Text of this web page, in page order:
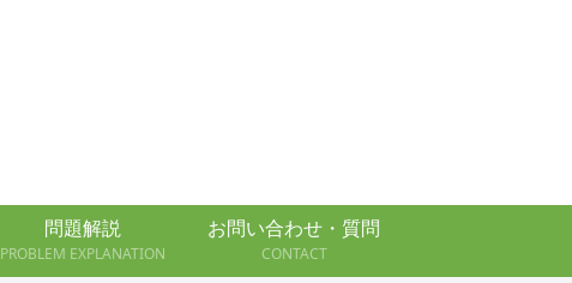
問題解説
PROBLEM EXPLANATION
お問い合わせ・質問
CONTACT